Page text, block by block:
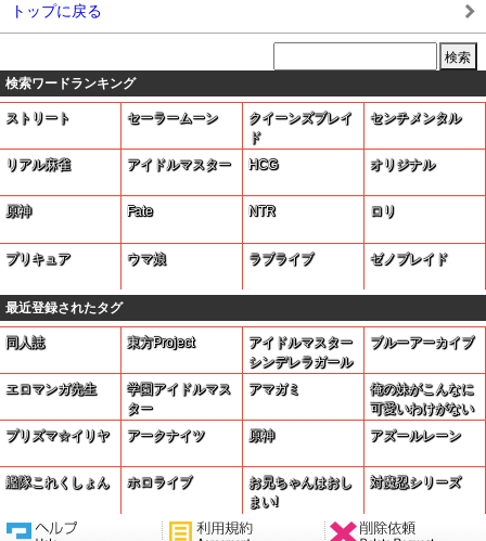
トップに戻る
検索ワードランキング
ストリート セーラームーン
クイーンズブレイ
ド
センチメンタル
リアル麻雀 アイドルマスター HCG オリジナル
原神 Fate NTR ロリ
プリキュア ウマ娘 ラブライブ ゼノブレイド
最近登録されたタグ
同人誌 東方Project
アイドルマスター
シンデレラガール
ズ
ブルーアーカイブ
エロマンガ先生
学園アイドルマス
ター
アマガミ
俺の妹がこんなに
可愛いわけがない
プリズマ☆イリヤ
アークナイツ 原神 アズールレーン
艦隊これくしょん ホロライブ
お兄ちゃんはおし
まい!
対魔忍シリーズ